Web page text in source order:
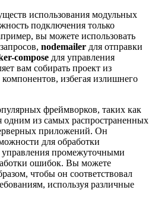
использования модульных
подключения только
вы можете использовать
nodemailer для отправки
compose для управления
вам собирать проект из
избегая излишнего
фреймворков, таких как
одним из самых распространенных
приложений. Он
для обработки
промежуточными
ошибок. Вы можете
чтобы он соответствовал
используя различные